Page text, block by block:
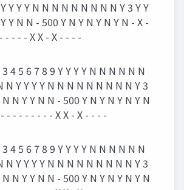
Y Y Y N N N N N N N N N Y 3 Y Y
Y N N - 500 Y N Y N Y N Y N - X -
- - - - X X - X - - - -
4 5 6 7 8 9 Y Y Y Y N N N N N N
N Y Y Y Y N N N N N N N N N Y 3
N N Y Y N N - 500 Y N Y N Y N Y N
- - - - - - - - X X - X - - - -
4 5 6 7 8 9 Y Y Y Y N N N N N N
N Y Y Y Y N N N N N N N N N Y 3
N N Y Y N N - 500 Y N Y N Y N Y N